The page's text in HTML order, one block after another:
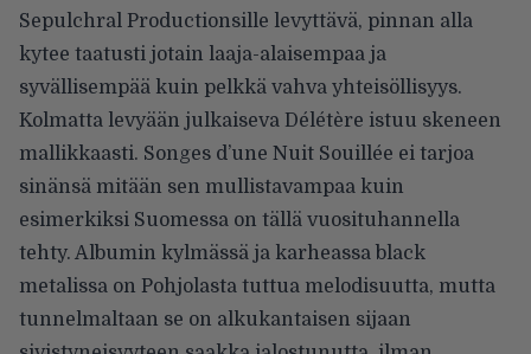
Sepulchral Productionsille levyttävä, pinnan alla
kytee taatusti jotain laaja-alaisempaa ja
syvällisempää kuin pelkkä vahva yhteisöllisyys.
Kolmatta levyään julkaiseva Délétère istuu skeneen
mallikkaasti. Songes d’une Nuit Souillée ei tarjoa
sinänsä mitään sen mullistavampaa kuin
esimerkiksi Suomessa on tällä vuosituhannella
tehty. Albumin kylmässä ja karheassa black
metalissa on Pohjolasta tuttua melodisuutta, mutta
tunnelmaltaan se on alkukantaisen sijaan